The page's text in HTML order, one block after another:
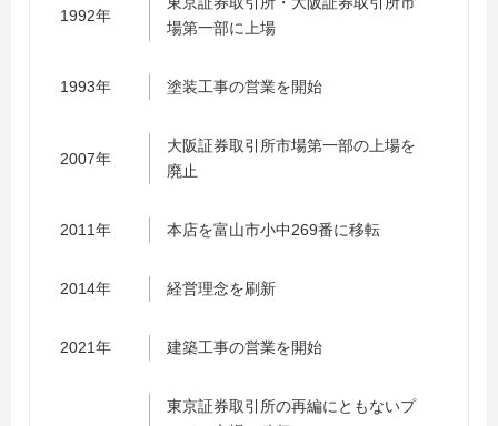
1992年
場第一部に上場
1993年 塗装工事の営業を開始
2007年
大阪証券取引所市場第一部の上場を
廃止
2011年 本店を富山市小中269番に移転
2014年 経営理念を刷新
2021年 建築工事の営業を開始
東京証券取引所の再編にともないプ